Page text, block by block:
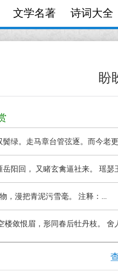
文学名著 诗词大全
盼
鬓绿。走马章台管弦逐。而今老
阳回， 又睹玄禽逼社来。 瑶
，漫把青泥污雪毫。 注释：...
楼敛恨眉，形同春后牡丹枝。